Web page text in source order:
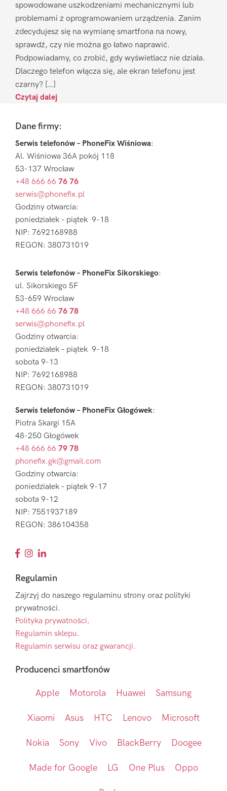
spowodowane uszkodzeniami mechanicznymi lub
problemami z oprogramowaniem urządzenia. Zanim
zdecydujesz się na wymianę smartfona na nowy,
sprawdź, czy nie można go łatwo naprawić.
Podpowiadamy, co zrobić, gdy wyświetlacz nie działa.
Dlaczego telefon włącza się, ale ekran telefonu jest
czarny? […]
Czytaj dalej
FooterDane firmy:
Serwis telefonów – PhoneFix Wiśniowa:
Al. Wiśniowa 36A pokój 118
53-137 Wrocław
+48 666 66 76 76
serwis@phonefix.pl
Godziny otwarcia:
poniedziałek – piątek 9-18
NIP: 7692168988
REGON: 380731019
Serwis telefonów – PhoneFix Sikorskiego:
ul. Sikorskiego 5F
53-659 Wrocław
+48 666 66 76 78
serwis@phonefix.pl
Godziny otwarcia:
poniedziałek – piątek 9-18
sobota 9-13
NIP: 7692168988
REGON: 380731019
Serwis telefonów – PhoneFix Głogówek:
Piotra Skargi 15A
48-250 Głogówek
+48 666 66 79 78
phonefix.gk@gmail.com
Godziny otwarcia:
poniedziałek – piątek 9-17
sobota 9-12
NIP: 7551937189
REGON: 386104358
Regulamin
Zajrzyj do naszego regulaminu strony oraz polityki
prywatności.
Polityka prywatności.
Regulamin sklepu.
Regulamin serwisu oraz gwarancji.
Producenci smartfonów
Apple Motorola Huawei Samsung
Xiaomi Asus HTC Lenovo Microsoft
Nokia Sony Vivo BlackBerry Doogee
Made for Google LG One Plus Oppo